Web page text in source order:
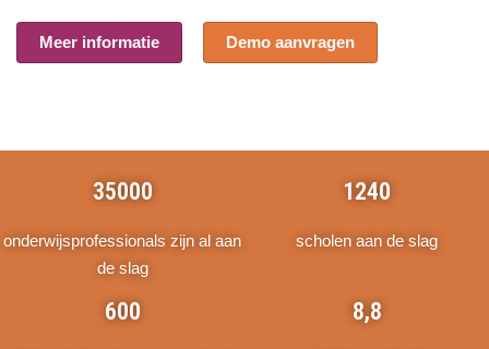
Meer informatie Demo aanvragen
35000
onderwijsprofessionals zijn al aan
de slag
1240
scholen aan de slag
600 8,8